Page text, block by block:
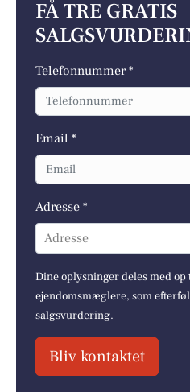
FÅ TRE GRATIS
Telefonnummer *
Email *
Adresse *
Adresse
Dine oplysninger deles med
ejendomsmæglere, som
salgsvurdering.
Bliv kontaktet